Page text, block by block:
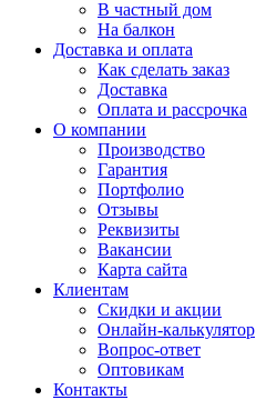
В частный дом
На балкон
Доставка и оплата
Как сделать заказ
Доставка
Оплата и рассрочка
О компании
Производство
Гарантия
Портфолио
Отзывы
Реквизиты
Вакансии
Карта сайта
Клиентам
Скидки и акции
Онлайн-калькулятор
Вопрос-ответ
Оптовикам
Контакты